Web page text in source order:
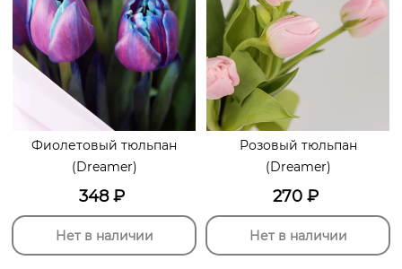
Фиолетовый тюльпан
(Dreamer)
348₽
Нет в наличии
Розовый тюльпан
(Dreamer)
270 ₽
Нет в наличии